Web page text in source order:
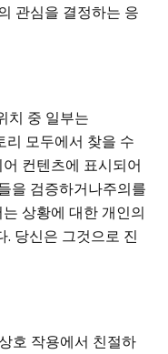
관심을 결정하는 응
치 중 일부는
모두에서 찾을 수
컨텐츠에 표시되어
을 검증하거나주의를
상황에 대한 개인의
당신은 그것으로 진
호 작용에서 친절하